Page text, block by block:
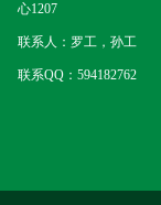
心1207
联系人：罗工，孙工
联系QQ：594182762